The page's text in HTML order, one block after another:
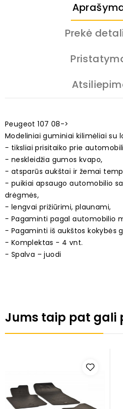
Prekė
Peugeot 107 08->
Modeliniai guminiai kilimėliai su
- tiksliai prisitaiko prie
- neskleidžia gumos kvapo,
- atsparūs aukštai ir žemai
- puikiai apsaugo automobilio
drėgmės,
- lengvai prižiūrimi, plaunami,
- Pagaminti pagal automobilio
- Pagaminti iš aukštos kokybės
- Komplektas - 4 vnt.
- Spalva – juodi
Jums taip pat gali